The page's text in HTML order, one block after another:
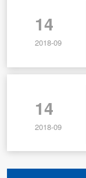
14
2018-09
14
2018-09